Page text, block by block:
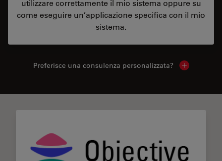
utilizzare correttamente il mio sistema oppure su
come eseguire un’applicazione specifica con il mio
sistema.
Preferisce una consulenza personalizzata? Show local